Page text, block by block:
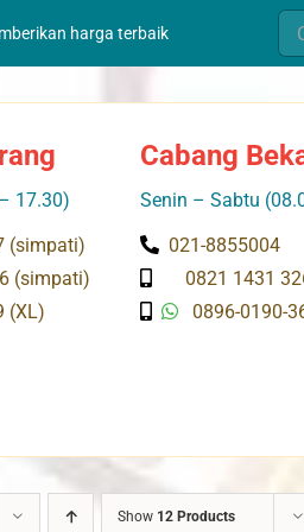
harga terbaik
for:
17.30)
(simpati)
(simpati)
(XL)
Cabang
Senin – Sabtu
021-8855004
0821 1431
0896-0190-
Show 12 Products